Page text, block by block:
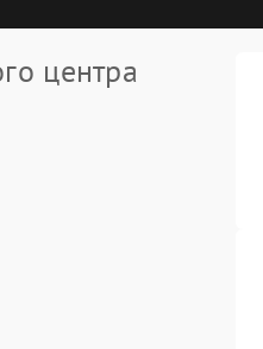
центра